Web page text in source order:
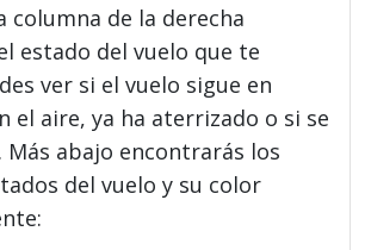
columna de la derecha
estado del vuelo que te
ver si el vuelo sigue en
el aire, ya ha aterrizado o si se
Más abajo encontrarás los
del vuelo y su color